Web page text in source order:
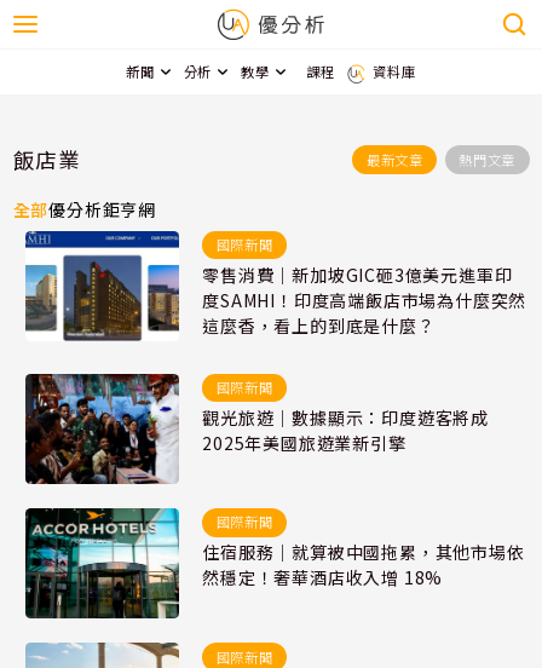
新聞 分析 教學 課程 資料庫
飯店業 最新文章 熱門文章
全部優分析鉅亨網
國際新聞
零售消費｜新加坡GIC砸3億美元進軍印
度SAMHI！印度高端飯店市場為什麼突然
這麼香，看上的到底是什麼？
國際新聞
觀光旅遊｜數據顯示：印度遊客將成
2025年美國旅遊業新引擎
國際新聞
住宿服務｜就算被中國拖累，其他市場依
然穩定！奢華酒店收入增 18%
國際新聞